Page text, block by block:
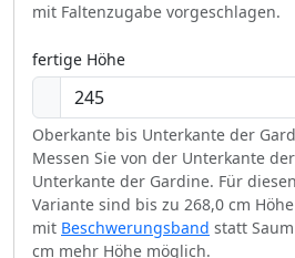
mit Faltenzugabe vorgeschlagen.
fertige Höhe
Oberkante bis Unterkante der
Messen Sie von der Unterkante
Unterkante der Gardine. Für
Variante sind bis zu 268,0 cm
mit Beschwerungsband statt
cm mehr Höhe möglich.